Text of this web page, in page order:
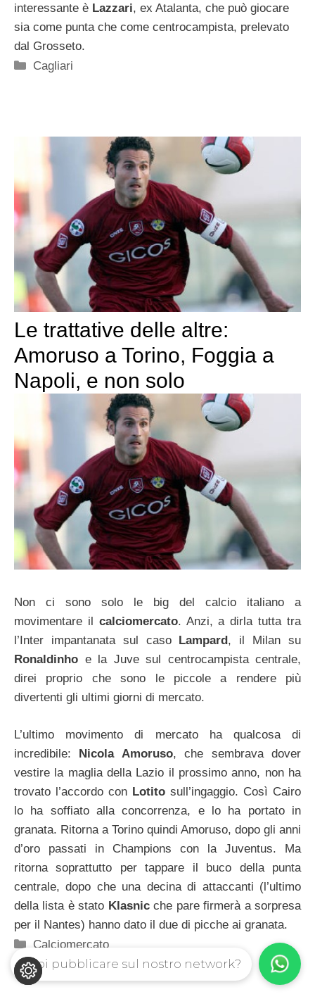
interessante è Lazzari, ex Atalanta, che può giocare
sia come punta che come centrocampista, prelevato
dal Grosseto.
Categorie
Cagliari
Le trattative delle altre:
Amoruso a Torino, Foggia a
Napoli, e non solo
Non ci sono solo le big del calcio italiano a
movimentare il calciomercato. Anzi, a dirla tutta tra
l’Inter impantanata sul caso
Lampard , il Milan su
Ronaldinho e la Juve sul centrocampista centrale,
direi proprio che sono le piccole a rendere più
divertenti gli ultimi giorni di mercato.
L’ultimo movimento di mercato ha qualcosa di
incredibile: Nicola Amoruso, che sembrava dover
vestire la maglia della Lazio il prossimo anno, non ha
trovato l’accordo con Lotito sull’ingaggio. Così Cairo
lo ha soffiato alla concorrenza, e lo ha portato in
granata. Ritorna a Torino quindi Amoruso, dopo gli anni
d’oro passati in Champions con la Juventus. Ma
ritorna soprattutto per tappare il buco della punta
centrale, dopo che una decina di attaccanti (l’ultimo
della lista è stato Klasnicche pare firmerà a sorpresa
per il Nantes) hanno dato il due di picche ai granata.
Categorie
Calciomercato
Vuoi pubblicare sul nostro network?